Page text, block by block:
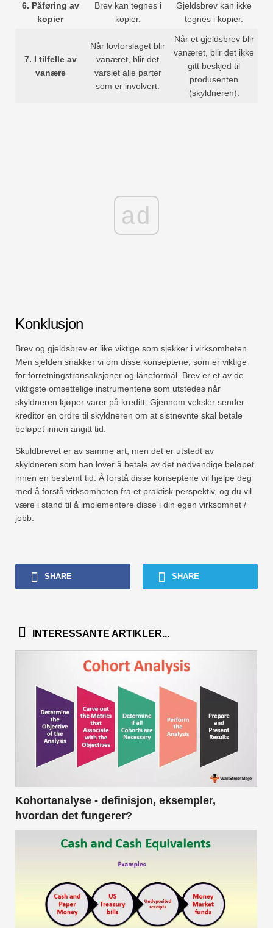
6. Påføring av
kopier
Brev kan tegnes i
kopier.
Gjeldsbrev kan ikke
tegnes i kopier.
7. I tilfelle av
vanære
Når lovforslaget blir
vanæret, blir det
varslet alle parter
som er involvert.
Når et gjeldsbrev blir
vanæret, blir det ikke
gitt beskjed til
produsenten
(skyldneren).
ad
Konklusjon
Brev og gjeldsbrev er like viktige som sjekker i virksomheten.
Men sjelden snakker vi om disse konseptene, som er viktige
for forretningstransaksjoner og låneformål. Brev er et av de
viktigste omsettelige instrumentene som utstedes når
skyldneren kjøper varer på kreditt. Gjennom veksler sender
kreditor en ordre til skyldneren om at sistnevnte skal betale
beløpet innen angitt tid.
Skuldbrevet er av samme art, men det er utstedt av
skyldneren som han lover å betale av det nødvendige beløpet
innen en bestemt tid. Å forstå disse konseptene vil hjelpe deg
med å forstå virksomheten fra et praktisk perspektiv, og du vil
være i stand til å implementere disse i din egen virksomhet /
jobb.
SHARE SHARE
INTERESSANTE ARTIKLER...
Kohortanalyse - definisjon, eksempler,
hvordan det fungerer?